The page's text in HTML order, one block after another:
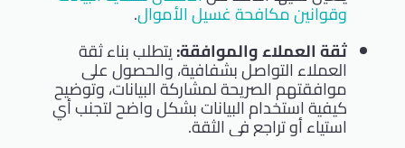
وقوانين مكافحة غسيل الأموال.
ثقة العملاء والموافقة:يتطلب بناء ثقة
العملاء التواصل بشفافية، والحصول على
موافقتهم الصريحة لمشاركة البيانات، وتوضيح
كيفية استخدام البيانات بشكل واضح لتجنب أي
استياء أو تراجع في الثقة.